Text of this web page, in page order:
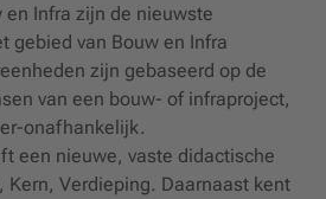
en Infra zijn de nieuwste
gebied van Bouw en Infra
zijn gebaseerd op de
van een bouw- of infraproject,
onafhankelijk.
een nieuwe, vaste didactische
Kern, Verdieping. Daarnaast kent